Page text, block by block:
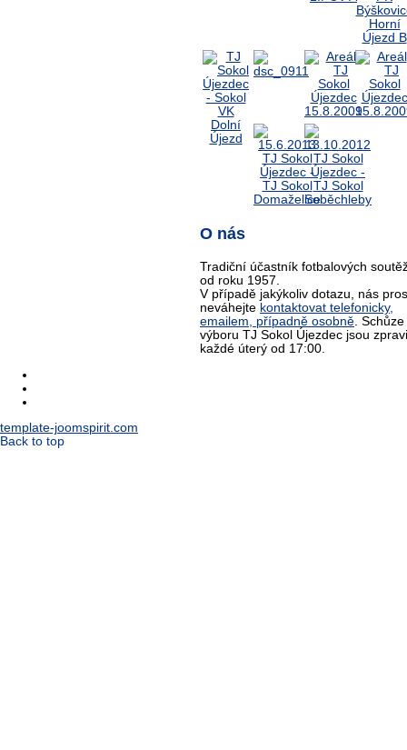
O nás
Tradiční účastník fotbalových
od roku 1957.
V případě jakýkoliv dotazu, nás
neváhejte kontaktovat telefonicky,
emailem, případně osobně. Schůze
výboru TJ Sokol Újezdec jsou
každé úterý od 17:00.
template-joomspirit.com
Back to top